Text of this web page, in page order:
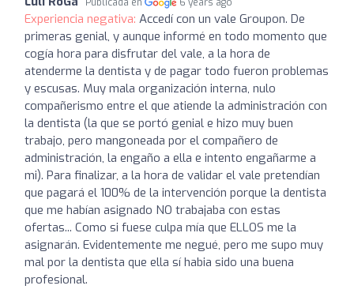
Experiencia negativa: Accedí con un vale Groupon. De
primeras genial, y aunque informé en todo momento que
cogía hora para disfrutar del vale, a la hora de
atenderme la dentista y de pagar todo fueron problemas
y escusas. Muy mala organización interna, nulo
compañerismo entre el que atiende la administración con
la dentista (la que se portó genial e hizo muy buen
trabajo, pero mangoneada por el compañero de
administración, la engaño a ella e intento engañarme a
mi). Para finalizar, a la hora de validar el vale pretendían
que pagará el 100% de la intervención porque la dentista
que me habían asignado NO trabajaba con estas
ofertas... Como si fuese culpa mía que ELLOS me la
asignarán. Evidentemente me negué, pero me supo muy
mal por la dentista que ella sí habia sido una buena
profesional.